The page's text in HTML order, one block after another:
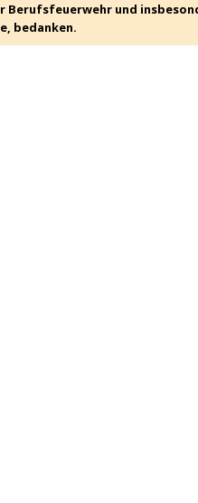
Berufsfeuerwehr und
bedanken.